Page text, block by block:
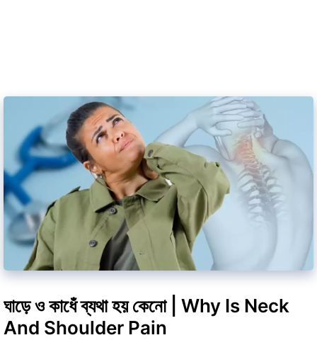
ঘাড়ে ও কাধেঁ ব্যথা হয় কেনো | Why Is Neck
And Shoulder Pain